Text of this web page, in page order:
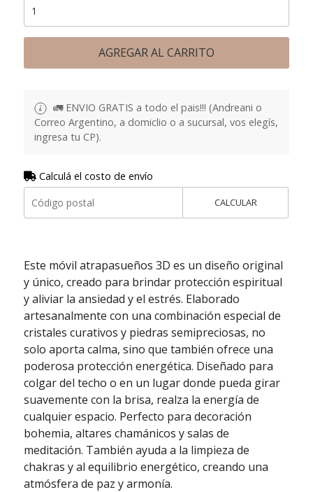
AGREGAR AL CARRITO
🚛 ENVIO GRATIS a todo el pais!!! (Andreani o
Correo Argentino, a domiclio o a sucursal, vos elegís,
ingresa tu CP).
Calculá el costo de envío
CALCULAR
Este móvil atrapasueños 3D es un diseño original
y único, creado para brindar protección espiritual
y aliviar la ansiedad y el estrés. Elaborado
artesanalmente con una combinación especial de
cristales curativos y piedras semipreciosas, no
solo aporta calma, sino que también ofrece una
poderosa protección energética. Diseñado para
colgar del techo o en un lugar donde pueda girar
suavemente con la brisa, realza la energía de
cualquier espacio. Perfecto para decoración
bohemia, altares chamánicos y salas de
meditación. También ayuda a la limpieza de
chakras y al equilibrio energético, creando una
atmósfera de paz y armonía.